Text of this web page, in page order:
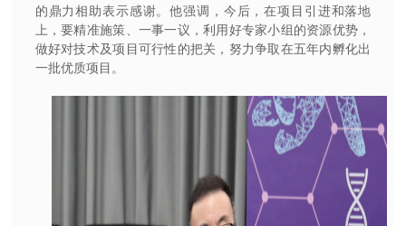
的鼎力相助表示感谢。他强调，今后，在项目引进和落地
上，要精准施策、一事一议，利用好专家小组的资源优势，
做好对技术及项目可行性的把关，努力争取在五年内孵化出
一批优质项目。